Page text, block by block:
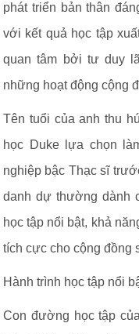
phát triển bản thân
với kết quả học tập
quan tâm bởi tư duy
những hoạt động cộng
Tên tuổi của anh thu
học Duke lựa chọn
nghiệp bậc Thạc sĩ
danh dự thường dành
học tập nổi bật, khả
tích cực cho cộng đồng
Hành trình học tập nổi
Con đường học tập